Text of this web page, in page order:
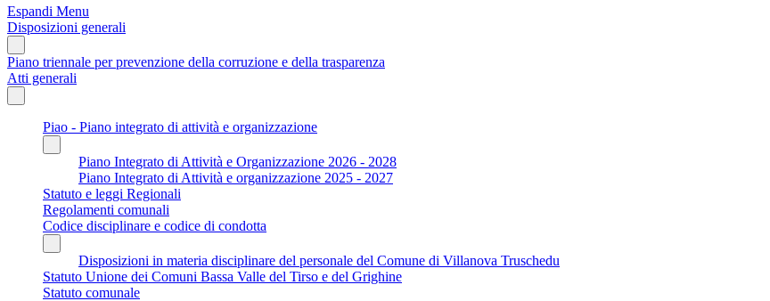
Espandi Menu
Disposizioni generali
Piano triennale per prevenzione della corruzione e della trasparenza
Atti generali
Piao - Piano integrato di attività e organizzazione
Piano Integrato di Attività e Organizzazione 2026 - 2028
Piano Integrato di Attività e organizzazione 2025 - 2027
Statuto e leggi Regionali
Regolamenti comunali
Codice disciplinare e codice di condotta
Disposizioni in materia disciplinare del personale del Comune di Villanova Truschedu
Statuto Unione dei Comuni Bassa Valle del Tirso e del Grighine
Statuto comunale